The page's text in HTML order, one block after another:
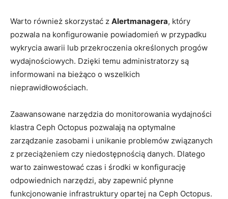
Warto również skorzystać ‌z Alertmanagera, który
pozwala na konfigurowanie ⁤powiadomień w przypadku
wykrycia awarii lub przekroczenia określonych progów
⁢wydajnościowych. Dzięki temu administratorzy są
informowani na bieżąco o⁤ wszelkich
‍nieprawidłowościach.
Zaawansowane‌ narzędzia do monitorowania​ wydajności
‌klastra Ceph Octopus pozwalają⁢ na optymalne
⁣zarządzanie ⁣zasobami i unikanie problemów ⁣związanych
z przeciążeniem czy niedostępnością⁢ danych. Dlatego
warto zainwestować czas ‍i ⁢środki ⁣w konfigurację
odpowiednich narzędzi, ⁤aby zapewnić płynne
‍funkcjonowanie‌ infrastruktury opartej na Ceph Octopus.